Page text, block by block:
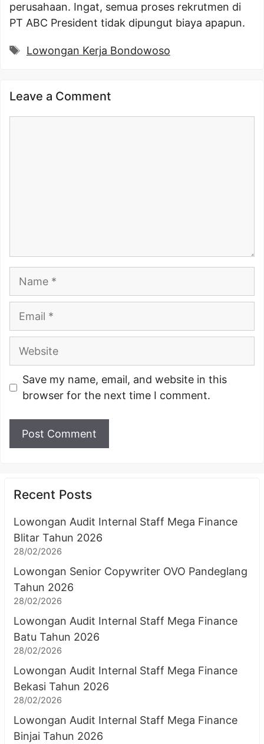
perusahaan. Ingat, semua proses rekrutmen di
PT ABC President tidak dipungut biaya apapun.
Tags
Lowongan Kerja Bondowoso
Leave a Comment
Website
Save my name, email, and website in this
browser for the next time I comment.
Recent Posts
Lowongan Audit Internal Staff Mega Finance
Blitar Tahun 2026
28/02/2026
Lowongan Senior Copywriter OVO Pandeglang
Tahun 2026
28/02/2026
Lowongan Audit Internal Staff Mega Finance
Batu Tahun 2026
28/02/2026
Lowongan Audit Internal Staff Mega Finance
Bekasi Tahun 2026
28/02/2026
Lowongan Audit Internal Staff Mega Finance
Binjai Tahun 2026